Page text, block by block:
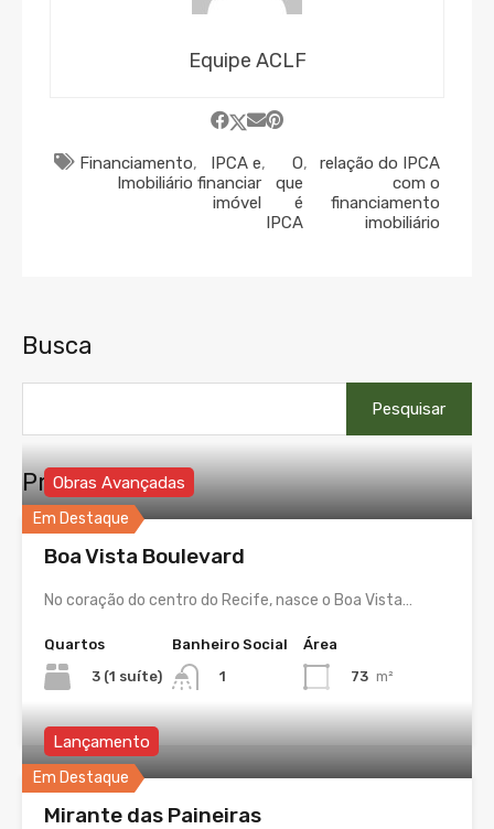
Equipe ACLF
Financiamento
Imobiliário
,
IPCA e
financiar
imóvel
,
O
que
é
IPCA
,
relação do IPCA
com o
financiamento
imobiliário
Busca
por:
Propriedades
Em Destaque
Obras Avançadas
Boa Vista Boulevard
No coração do centro do Recife, nasce o Boa Vista…
Quartos
3 (1 suíte)
Banheiro Social
1
Área
73 m²
Em Destaque
Lançamento
Mirante das Paineiras